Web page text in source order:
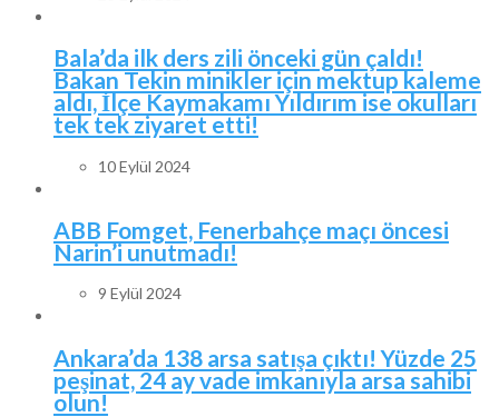
Bala’da ilk ders zili önceki gün çaldı!
Bakan Tekin minikler için mektup kaleme
aldı, İlçe Kaymakamı Yıldırım ise okulları
tek tek ziyaret etti!
10 Eylül 2024
ABB Fomget, Fenerbahçe maçı öncesi
Narin’i unutmadı!
9 Eylül 2024
Ankara’da 138 arsa satışa çıktı! Yüzde 25
peşinat, 24 ay vade imkanıyla arsa sahibi
olun!